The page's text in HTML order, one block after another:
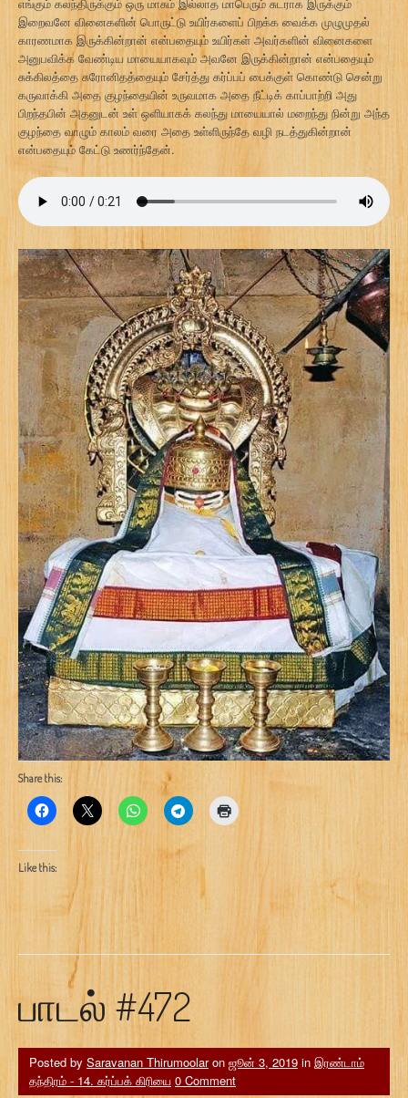
எங்கும் கலந்திருக்கும் ஒரு மாசும் இல்லாத மாபெரும் சுடராக இருக்கும்
இறைவனே வினைகளின் பொருட்டு உயிர்களைப் பிறக்க வைக்க முழுமுதல்
காரணமாக இருக்கின்றான் என்பதையும் உயிர்கள் அவர்களின் வினைகளை
அனுபவிக்க வேண்டிய மாயையாகவும் அவனே இருக்கின்றான் என்பதையும்
சுக்கிலத்தை சுரோனிதத்தையும் சேர்த்து கர்ப்பப் பைக்குள் கொண்டு சென்று
கருவாக்கி அதை குழந்தையின் உருவமாக அதை நீட்டிக் காப்பாற்றி அது
பிறந்தபின் அதனுடன் உள் ஒளியாகக் கலந்து மாயையால் மறைந்து நின்று அந்த
குழந்தை வாழும் காலம் வரை அதை உள்ளிருந்தே வழி நடத்துகின்றான்
என்பதையும் கேட்டு உணர்ந்தேன்.
Share this:
Like this:
பாடல் #472
Posted by Saravanan Thirumoolaron ஜூன் 3, 2019 in இரண்டாம்
தந்திரம் - 14. கர்ப்பக் கிரியை 0 Comment